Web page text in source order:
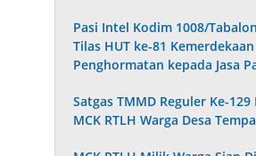
Pasi Intel Kodim 1008/
Tilas HUT ke-81
Penghormatan kepada Jasa
Satgas TMMD Reguler Ke-
MCK RTLH Warga Desa